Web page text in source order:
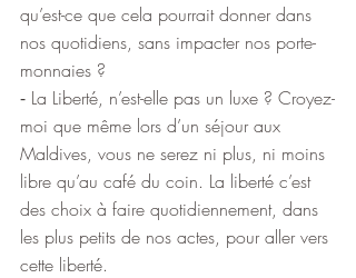
qu’est-ce que cela pourrait donner dans
nos quotidiens, sans impacter nos porte-
monnaies ?
⁃ La Liberté, n’est-elle pas un luxe ? Croyez-
moi que même lors d’un séjour aux
Maldives, vous ne serez ni plus, ni moins
libre qu’au café du coin. La liberté c’est
des choix à faire quotidiennement, dans
les plus petits de nos actes, pour aller vers
cette liberté.